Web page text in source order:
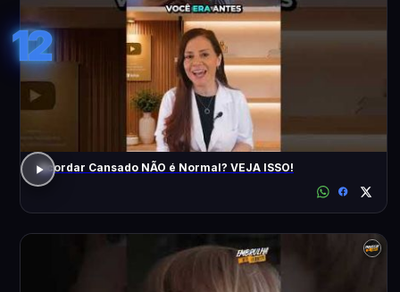
12
Acordar Cansado NÃO é Normal? VEJA ISSO!